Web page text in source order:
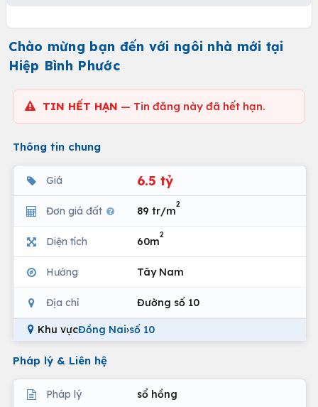
Chào mừng bạn đến với ngôi nhà mới tại
Hiệp Bình Phước
TIN HẾT HẠN — Tin đăng này đã hết hạn.
Thông tin chung
Giá 6.5 tỷ
Đơn giá đất 89 tr/m
2
Diện tích 60m
2
Hướng Tây Nam
Địa chỉ Đường số 10
Khu vựcĐồng Nai›số 10
Pháp lý & Liên hệ
Pháp lý sổ hồng